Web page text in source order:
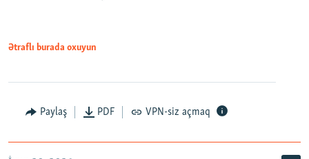
Ətraflı burada oxuyun
Paylaş PDF VPN-siz açmaq